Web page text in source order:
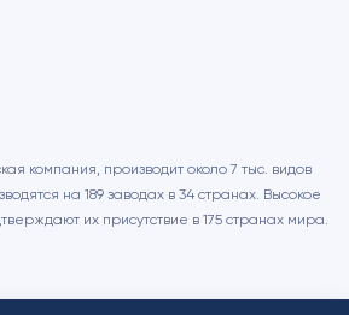
компания, производит около 7 тыс. видов
на 189 заводах в 34 странах. Высокое
их присутствие в 175 странах мира.